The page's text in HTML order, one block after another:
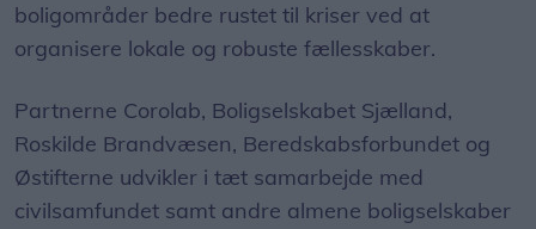
boligområder bedre rustet til kriser ved at
organisere lokale og robuste fællesskaber.
Partnerne Corolab, Boligselskabet Sjælland,
Roskilde Brandvæsen, Beredskabsforbundet og
Østifterne udvikler i tæt samarbejde med
civilsamfundet samt andre almene boligselskaber